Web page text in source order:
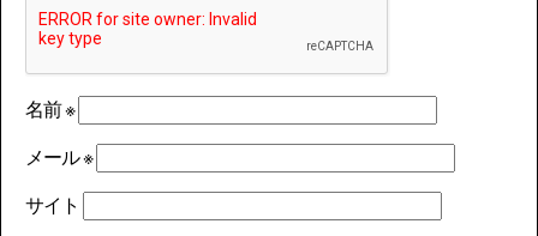
名前※
メール※
サイト